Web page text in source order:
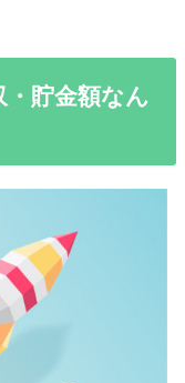
・貯金額なん